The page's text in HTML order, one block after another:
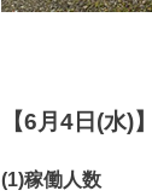
【6月4日(水)】
(1)稼働人数